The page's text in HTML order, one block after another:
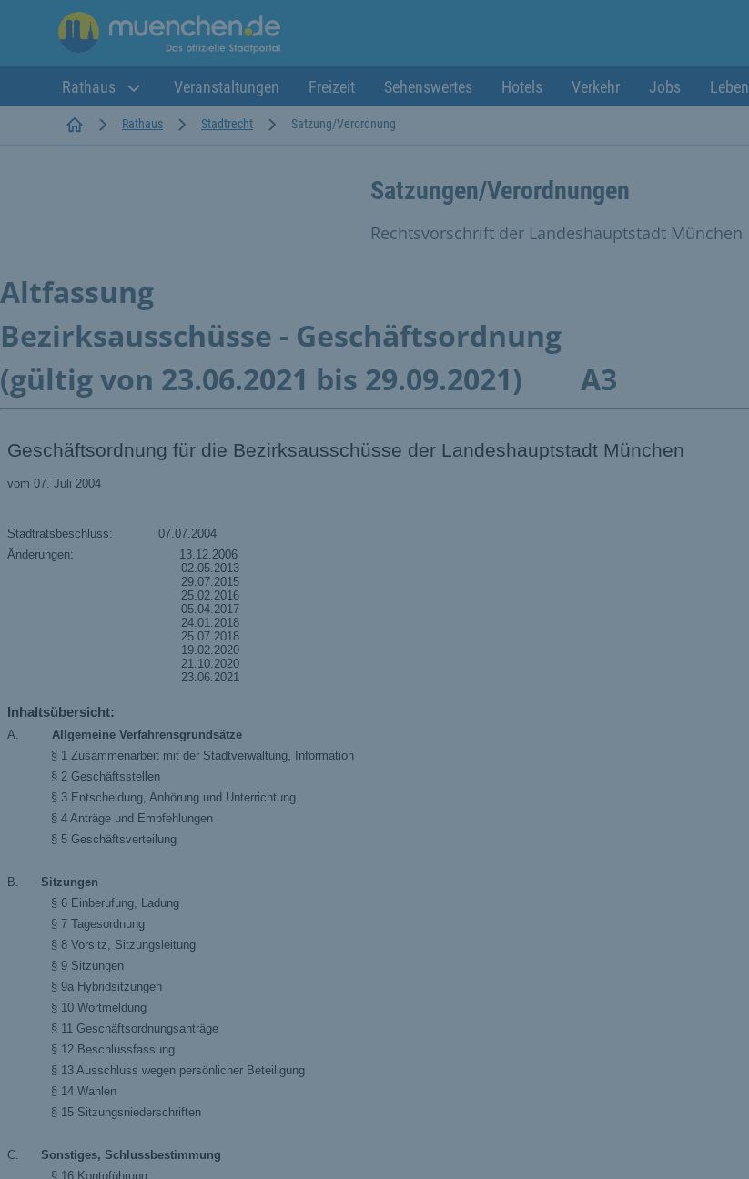
Rathaus Veranstaltungen Freizeit Sehenswertes Hotels Verkehr Jobs Leben
StartseiteRathaus Stadtrecht Satzung/Verordnung
Satzungen/Verordnungen
Rechtsvorschrift der Landeshauptstadt München
Altfassung
Bezirksausschüsse - Geschäftsordnung
(gültig von 23.06.2021 bis 29.09.2021)
A3